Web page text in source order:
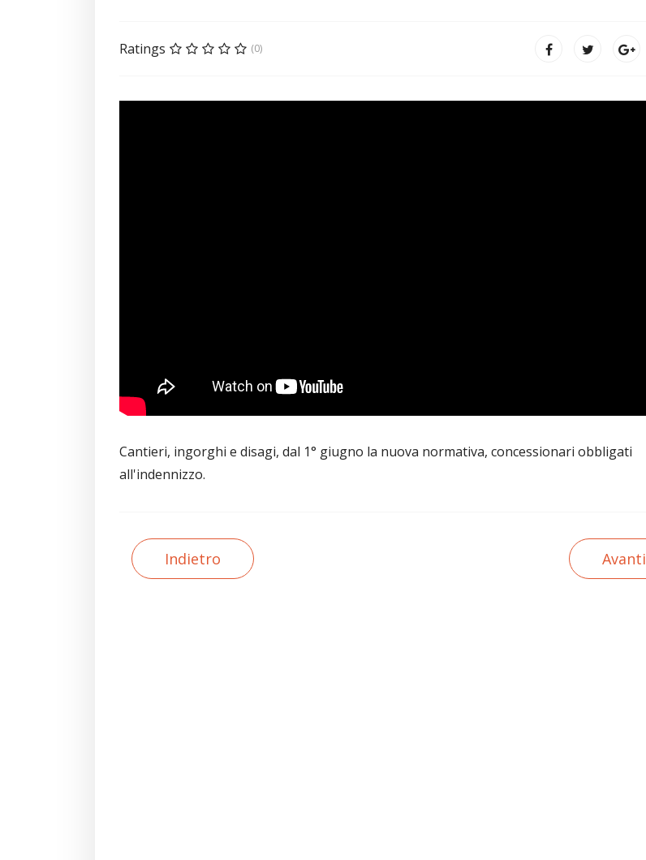
Ratings (0)
Cantieri, ingorghi e disagi, dal 1° giugno la nuova normativa, concessionari obbligati
all'indennizzo.
Indietro Avanti